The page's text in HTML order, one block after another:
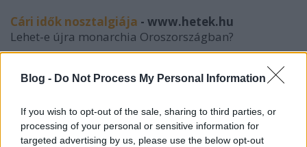
Blog - Do Not Process My Personal Information
If you wish to opt-out of the sale, sharing to third parties, or
processing of your personal or sensitive information for
targeted advertising by us, please use the below opt-out
Cári idők nosztalgiája - www.hetek.hu
Lehet-e újra monarchia Oroszországban?
Moszkva megvédi Milosevics özvegyét és fiát -
www.stop.hu
adtak Slobodan Milosevic volt jugoszláv államfő
özvegyének, Mira Markovicnak és fiának, Markónak